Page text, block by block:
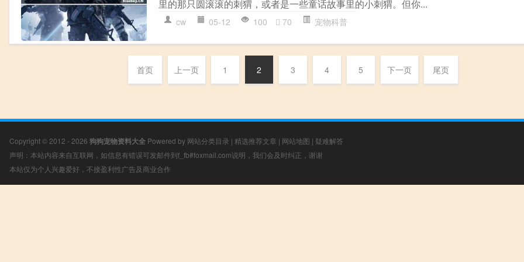
里的那只圆滚滚的刺猬，或者是一些童话故事里的小刺猬。但你...
cw 05-12 100 70 宠物科普
首页 上一页 1 2 3 4 5 下一页 尾页
Copyright © 2012 - 2026 狗狗宠物资料大全 Powered by 网站分类目录 | 精选推荐文章 | 网站地图 | 疑难解答
声明：本站内容来自互联网，如信息有错误可发邮件到f_fb#foxmail.com说明，我们会及时纠正，谢谢
本站仅为个人兴趣爱好，不接盈利性广告及商业合作